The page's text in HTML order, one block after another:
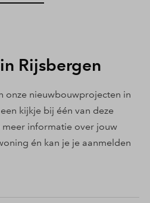
Rijsbergen
onze nieuwbouwprojecten in
kijkje bij één van deze
informatie over jouw
én kan je je aanmelden